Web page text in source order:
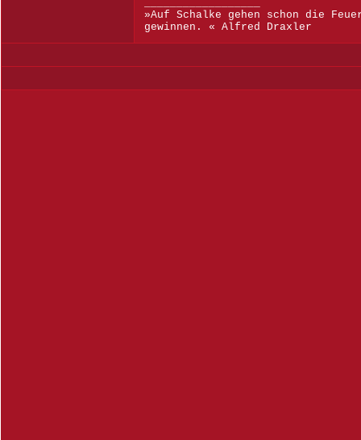
»Auf Schalke gehen schon die
gewinnen. « Alfred Draxler